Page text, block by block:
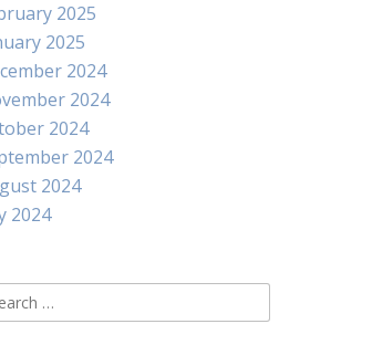
2025
2025
2024
2024
2024
2024
2024
2024